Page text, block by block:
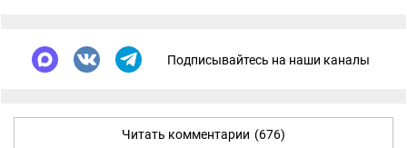
Подписывайтесь на наши каналы
Читать комментарии (676)